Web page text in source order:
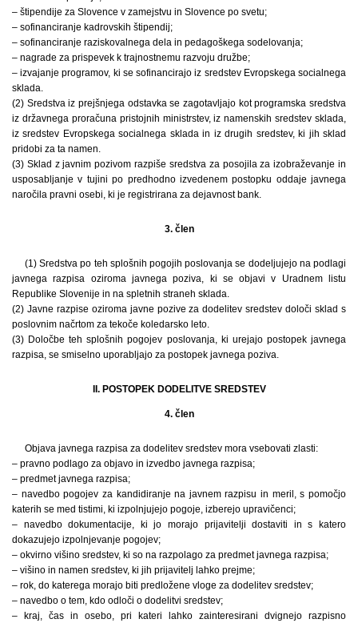
– štipendije za Slovence v zamejstvu in Slovence po svetu;
– sofinanciranje kadrovskih štipendij;
– sofinanciranje raziskovalnega dela in pedagoškega sodelovanja;
– nagrade za prispevek k trajnostnemu razvoju družbe;
– izvajanje programov, ki se sofinancirajo iz sredstev Evropskega socialnega
sklada.
(2) Sredstva iz prejšnjega odstavka se zagotavljajo kot programska sredstva
iz državnega proračuna pristojnih ministrstev, iz namenskih sredstev sklada,
iz sredstev Evropskega socialnega sklada in iz drugih sredstev, ki jih sklad
pridobi za ta namen.
(3) Sklad z javnim pozivom razpiše sredstva za posojila za izobraževanje in
usposabljanje v tujini po predhodno izvedenem postopku oddaje javnega
naročila pravni osebi, ki je registrirana za dejavnost bank.
3. člen
(1) Sredstva po teh splošnih pogojih poslovanja se dodeljujejo na podlagi
javnega razpisa oziroma javnega poziva, ki se objavi v Uradnem listu
Republike Slovenije in na spletnih straneh sklada.
(2) Javne razpise oziroma javne pozive za dodelitev sredstev določi sklad s
poslovnim načrtom za tekoče koledarsko leto.
(3) Določbe teh splošnih pogojev poslovanja, ki urejajo postopek javnega
razpisa, se smiselno uporabljajo za postopek javnega poziva.
II. POSTOPEK DODELITVE SREDSTEV
4. člen
Objava javnega razpisa za dodelitev sredstev mora vsebovati zlasti:
– pravno podlago za objavo in izvedbo javnega razpisa;
– predmet javnega razpisa;
– navedbo pogojev za kandidiranje na javnem razpisu in meril, s pomočjo
katerih se med tistimi, ki izpolnjujejo pogoje, izberejo upravičenci;
– navedbo dokumentacije, ki jo morajo prijavitelji dostaviti in s katero
dokazujejo izpolnjevanje pogojev;
– okvirno višino sredstev, ki so na razpolago za predmet javnega razpisa;
– višino in namen sredstev, ki jih prijavitelj lahko prejme;
– rok, do katerega morajo biti predložene vloge za dodelitev sredstev;
– navedbo o tem, kdo odloči o dodelitvi sredstev;
– kraj, čas in osebo, pri kateri lahko zainteresirani dvignejo razpisno